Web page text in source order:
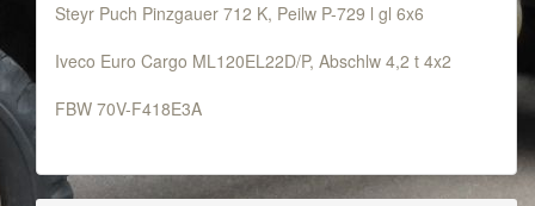
Steyr Puch Pinzgauer 712 K, Peilw P-729 l gl 6x6
Iveco Euro Cargo ML120EL22D/P, Abschlw 4,2 t 4x2
FBW 70V-F418E3A